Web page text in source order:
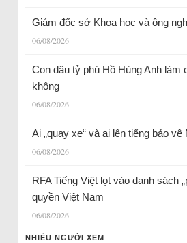
Giám đốc sở Khoa học và ông
06/08/2026
Con dâu tỷ phú Hồ Hùng Anh làm
không
06/08/2026
Ai „quay xe“ và ai lên tiếng bảo
06/08/2026
RFA Tiếng Việt lọt vào danh sách
quyền Việt Nam
06/08/2026
NHIỀU NGƯỜI XEM